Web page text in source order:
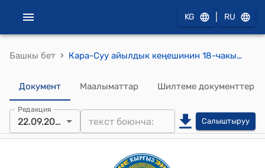
KG RU
Башкы бет › Кара-Суу айылдык кеңешинин 18-чакырылышынын 1-кезектүү сессиясынын 2023-жылдын 22-сентябры № 1/9 "Кара-Суу айылдык Кеңешинин 2023-жылдын 10-апрелиндеги №1/4 токтомуна өзгөртүү киргизүү жөнүндө" токтому
Документ Маалыматтар Шилтеме документтер
Редакция
22.09.2023 Салыштыруу